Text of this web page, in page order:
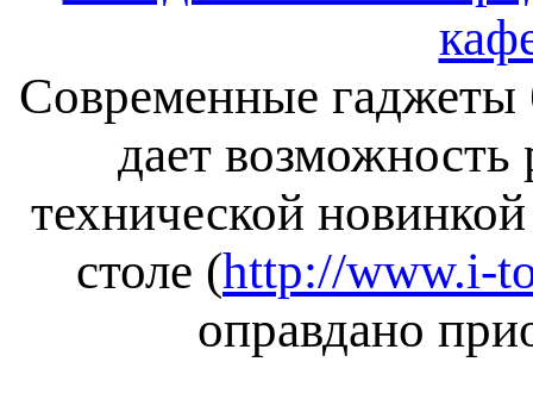
Современные гаджеты
дает возможность
технической
столе (http://www.i-
оправдано